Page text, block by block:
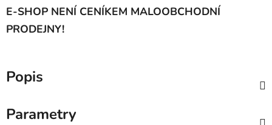
E-SHOP NENÍ CENÍKEM MALOOBCHODNÍ
PRODEJNY!
Popis
Parametry